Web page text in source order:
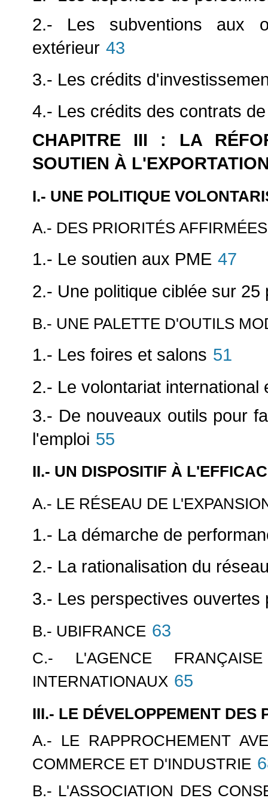
2.- Les subventions aux
extérieur 43
3.- Les crédits
4.- Les crédits des contrats
CHAPITRE III : LA
SOUTIEN À
I.- UNE POLITIQUE
A.- DES PRIORITÉS AFFIRMÉES
1.- Le soutien aux PME 47
2.- Une politique ciblée sur 25
B.- UNE PALETTE D'OUTILS
1.- Les foires et salons 51
2.- Le volontariat international
3.- De nouveaux outils pour
l'emploi 55
II.- UN DISPOSITIF À
A.- LE RÉSEAU DE
1.- La démarche de
2.- La rationalisation du
3.- Les perspectives ouvertes
B.- UBIFRANCE 63
C.- L'AGENCE
INTERNATIONAUX 65
III.- LE DÉVELOPPEMENT DES
A.- LE RAPPROCHEMENT
COMMERCE ET D'INDUSTRIE
B.- L'ASSOCIATION DES